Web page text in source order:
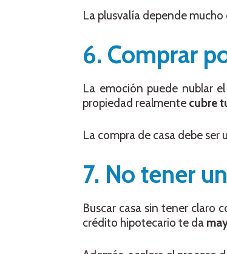
La plusvalía depende
6. Comprar
La emoción puede nublar
propiedad realmente cubre
La compra de casa debe ser
7. No tener
Buscar casa sin tener claro
crédito hipotecario te da